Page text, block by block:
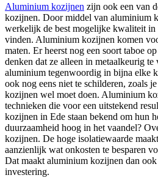
Aluminium kozijnen zijn ook een van
kozijnen. Door middel van aluminium
werkelijk de best mogelijke kwaliteit in
vinden. Aluminium kozijnen komen
maten. Er heerst nog een soort taboe
denken dat ze alleen in metaalkeurig
aluminium tegenwoordig in bijna elke
ook nog eens niet te schilderen, zoals
kozijnen wel moet doen. Aluminium
technieken die voor een uitstekend
kozijnen in Ede staan bekend om hun
duurzaamheid hoog in het vaandel?
kozijnen. De hoge isolatiewaarde
aanzienlijk wat onkosten te besparen
Dat maakt aluminium kozijnen dan ook
investering.